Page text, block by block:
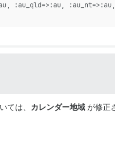
:au_qld=>:au,
ては、 カレンダー地域 が修正